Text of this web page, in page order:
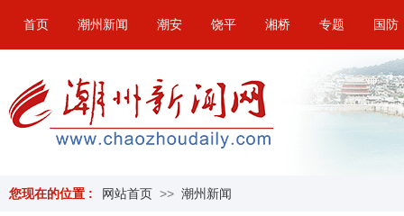
首页 潮州新闻 潮安 饶平 湘桥 专题 国防
您现在的位置 : 网站首页 >> 潮州新闻